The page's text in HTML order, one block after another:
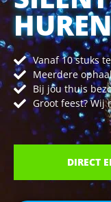
Vanaf 10 stuks
Meerdere
Bij jou thuis
Groot feest? Wij
DIRECT